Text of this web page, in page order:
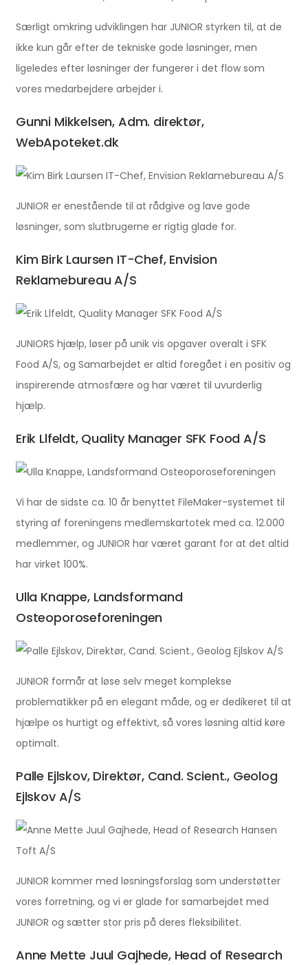
Særligt omkring udviklingen har JUNIOR styrken til, at de
ikke kun går efter de tekniske gode løsninger, men
ligeledes efter løsninger der fungerer i det flow som
vores medarbejdere arbejder i.
Gunni Mikkelsen, Adm. direktør,
WebApoteket.dk
JUNIOR er enestående til at rådgive og lave gode
løsninger, som slutbrugerne er rigtig glade for.
Kim Birk Laursen IT-Chef, Envision
Reklamebureau A/S
JUNIORS hjælp, løser på unik vis opgaver overalt i SFK
Food A/S, og Samarbejdet er altid foregået i en positiv og
inspirerende atmosfære og har været til uvurderlig
hjælp.
Erik Llfeldt, Quality Manager SFK Food A/S
Vi har de sidste ca. 10 år benyttet FileMaker-systemet til
styring af foreningens medlemskartotek med ca. 12.000
medlemmer, og JUNIOR har været garant for at det altid
har virket 100%.
Ulla Knappe, Landsformand
Osteoporoseforeningen
JUNIOR formår at løse selv meget komplekse
problematikker på en elegant måde, og er dedikeret til at
hjælpe os hurtigt og effektivt, så vores løsning altid køre
optimalt.
Palle Ejlskov, Direktør, Cand. Scient., Geolog
Ejlskov A/S
JUNIOR kommer med løsningsforslag som understøtter
vores forretning, og vi er glade for samarbejdet med
JUNIOR og sætter stor pris på deres fleksibilitet.
Anne Mette Juul Gajhede, Head of Research